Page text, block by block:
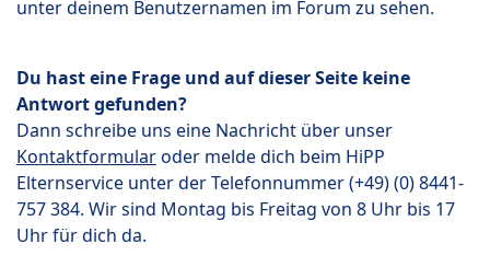
unter deinem Benutzernamen im Forum zu sehen.
Du hast eine Frage und auf dieser Seite keine
Antwort gefunden?
Dann schreibe uns eine Nachricht über unser
Kontaktformularoder melde dich beim HiPP
Elternservice unter der Telefonnummer (+49) (0) 8441-
757 384. Wir sind Montag bis Freitag von 8 Uhr bis 17
Uhr für dich da.